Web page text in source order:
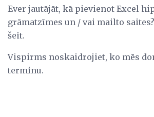
Ever jautājāt, kā pievienot Excel
grāmatzīmes un / vai mailto
šeit.
Vispirms noskaidrojiet, ko mēs
terminu.